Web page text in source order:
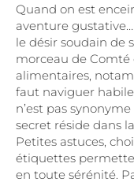
Quand on est
aventure
le désir soudain de
morceau de Comté
alimentaires,
faut naviguer
n’est pas
secret réside dans
Petites astuces,
étiquettes
en toute sérénité.